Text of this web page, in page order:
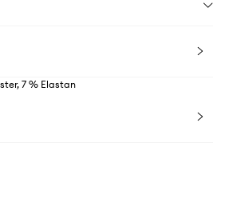
7 % Elastan